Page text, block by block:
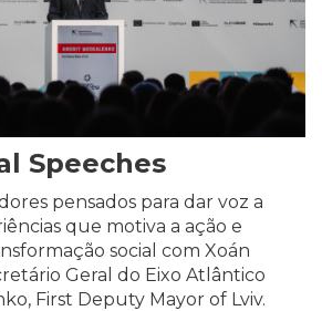
Speeches
pensados para dar voz a
que motiva a ação e
social com Xoán
Geral do Eixo Atlântico
First Deputy Mayor of Lviv.